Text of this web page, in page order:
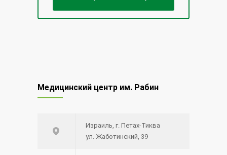
Медицинский центр им. Рабин
Израиль, г. Петах-Тиква
ул. Жаботинский, 39